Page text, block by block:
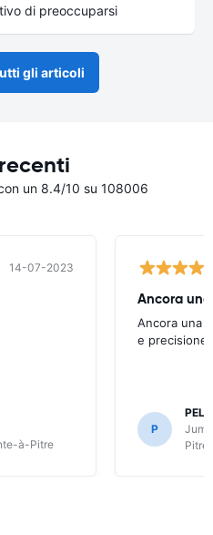
di preoccuparsi
gli articoli
un 8.4/10 su 108006
14-07-2023
à-Pitre
Ancora una
e precisione
P
Pitre